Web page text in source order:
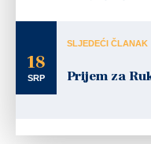
18
SRP
SLJEDEĆI ČLANAK
Prijem za